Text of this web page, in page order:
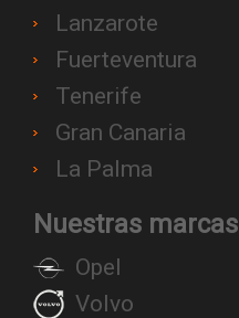
Lanzarote
Fuerteventura
Tenerife
Gran Canaria
La Palma
Nuestras marcas
Opel
Volvo